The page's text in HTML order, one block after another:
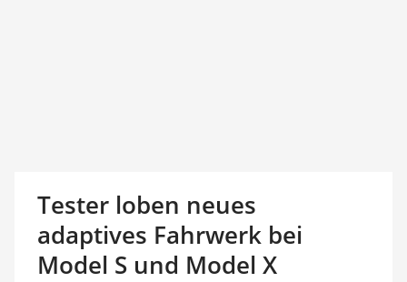
Tester loben neues
adaptives Fahrwerk bei
Model S und Model X